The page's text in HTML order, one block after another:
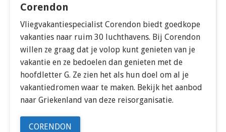
Corendon
Vliegvakantiespecialist Corendon biedt goedkope
vakanties naar ruim 30 luchthavens. Bij Corendon
willen ze graag dat je volop kunt genieten van je
vakantie en ze bedoelen dan genieten met de
hoofdletter G. Ze zien het als hun doel om al je
vakantiedromen waar te maken. Bekijk het aanbod
naar Griekenland van deze reisorganisatie.
CORENDON